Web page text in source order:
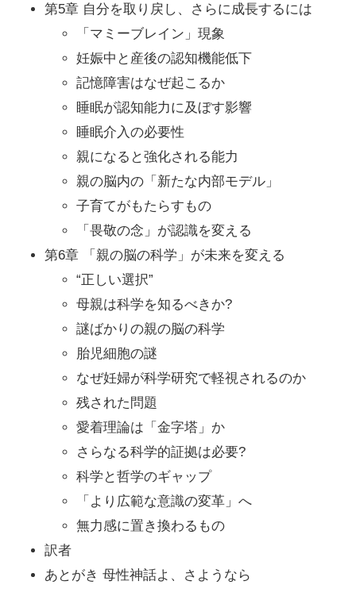
第5章 自分を取り戻し、さらに成長するには
「マミーブレイン」現象
妊娠中と産後の認知機能低下
記憶障害はなぜ起こるか
睡眠が認知能力に及ぼす影響
睡眠介入の必要性
親になると強化される能力
親の脳内の「新たな内部モデル」
子育てがもたらすもの
「畏敬の念」が認識を変える
第6章 「親の脳の科学」が未来を変える
“正しい選択”
母親は科学を知るべきか?
謎ばかりの親の脳の科学
胎児細胞の謎
なぜ妊婦が科学研究で軽視されるのか
残された問題
愛着理論は「金字塔」か
さらなる科学的証拠は必要?
科学と哲学のギャップ
「より広範な意識の変革」へ
無力感に置き換わるもの
訳者
あとがき 母性神話よ、さようなら